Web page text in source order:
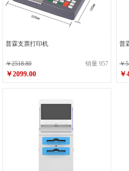
普霖支票打印机
￥2518.80 销量 957
￥2099.00
普
￥
￥